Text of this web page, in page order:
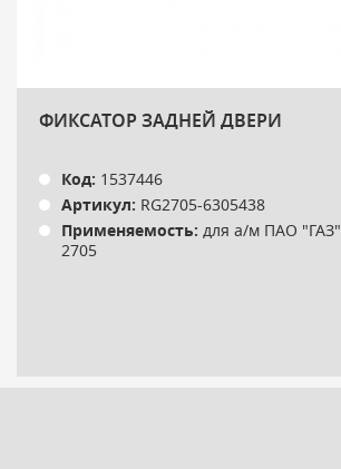
ФИКСАТОР ЗАДНЕЙ ДВЕРИ
Код: 1537446
Артикул: RG2705-6305438
Применяемость: для а/м ПАО "ГАЗ"
2705